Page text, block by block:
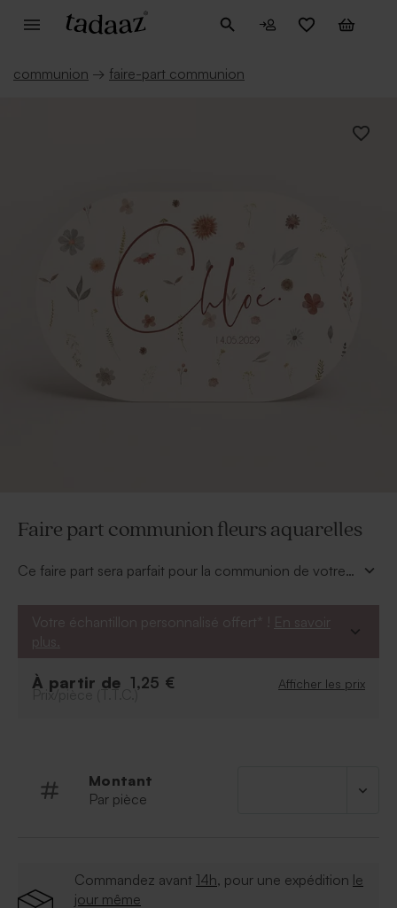
communion → faire-part communion
Faire part communion fleurs aquarelles
Ce faire part sera parfait pour la communion de votre
l'effet aquarelle. Personnalisez le texte et les couleurs
grâce à notre outil en ligne.
Votre échantillon personnalisé offert* ! En savoir
plus.
À partir de 1,25 € Afficher les prix
Prix/pièce (T.T.C.)
Montant
Par pièce
Commandez avant 14h, pour une expédition le
jour même